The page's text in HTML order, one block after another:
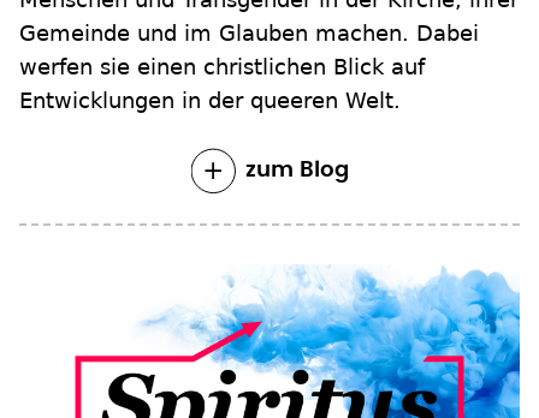
Gemeinde und im Glauben machen. Dabei
werfen sie einen christlichen Blick auf
Entwicklungen in der queeren Welt.
zum Blog